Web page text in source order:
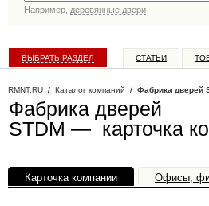
Например, деревянные двери
ВЫБРАТЬ РАЗДЕЛ СТАТЬИ
RMNT.RU / Каталог компаний / Фабрика дверей
Фабрика дверей
STDM — карточка
Карточка компании Офисы,